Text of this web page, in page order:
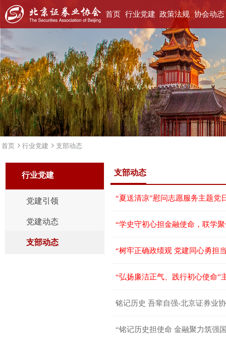
首页 行业党建 政策法规 协会动态
首页 行业党建 支部动态
行业党建
党建引领
党建动态
支部动态
支部动态
“夏送清凉”慰问志愿服务主题党
“学史守初心担金融使命，联学
“树牢正确政绩观 党建同心勇担
“弘扬廉洁正气、践行初心使命”
铭记历史 吾辈自强-北京证券业